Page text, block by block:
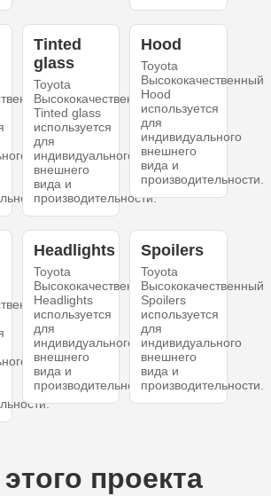
Tinted
glass
Toyota
Высококачественный
Tinted glass
используется
для
индивидуального
внешнего
вида и
производительности.
Hood
Toyota
Высококачественный
Hood
используется
для
индивидуального
внешнего
вида и
производительности.
Headlights
Toyota
Высококачественный
Headlights
используется
для
индивидуального
внешнего
вида и
производительности.
Spoilers
Toyota
Высококачественный
Spoilers
используется
для
индивидуального
внешнего
вида и
производительности.
проекта